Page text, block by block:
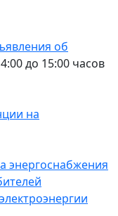
об
до 15:00 часов
на
энергоснабжения